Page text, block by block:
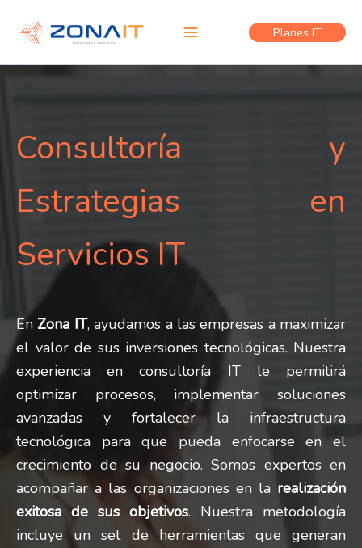
content
Planes IT
Consultoría y
Estrategias en
Servicios IT
EnZona IT, ayudamos a las empresas a maximizar
el valor de sus inversiones tecnológicas. Nuestra
experiencia en consultoría IT le permitirá
optimizar procesos, implementar soluciones
avanzadas y fortalecer la infraestructura
tecnológica para que pueda enfocarse en el
crecimiento de su negocio. Somos expertos en
acompañar a las organizaciones en la realización
exitosa de sus objetivos. Nuestra metodología
incluye un set de herramientas que generan